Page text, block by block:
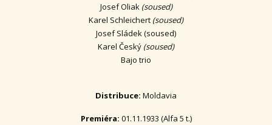
Josef Oliak(soused)
Karel Schleichert (soused)
Josef Sládek (soused)
Karel Český (soused)
Bajo trio
Distribuce: Moldavia
Premiéra: 01.11.1933 (Alfa 5 t.)